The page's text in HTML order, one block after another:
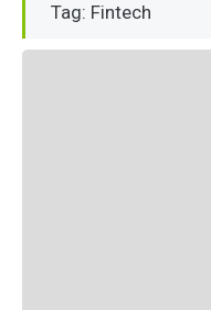
Tag: Fintech